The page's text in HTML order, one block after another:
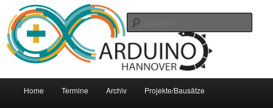
Inhalt
wechseln
sekundären
Inhalt
wechselnArduino-Hannover
Arduino Treffpunkt der Region Hannover
Home Termine Archiv Projekte/Bausätze